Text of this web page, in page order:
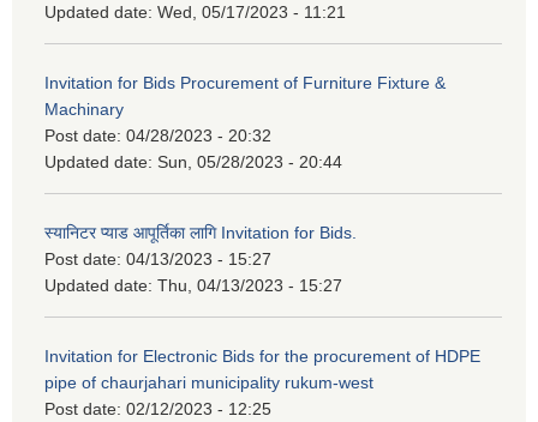
Updated date: Wed, 05/17/2023 - 11:21
Invitation for Bids Procurement of Furniture Fixture &
Machinary
Post date: 04/28/2023 - 20:32
Updated date: Sun, 05/28/2023 - 20:44
स्यानिटर प्याड आपूर्तिका लागि Invitation for Bids.
Post date: 04/13/2023 - 15:27
Updated date: Thu, 04/13/2023 - 15:27
Invitation for Electronic Bids for the procurement of HDPE
pipe of chaurjahari municipality rukum-west
Post date: 02/12/2023 - 12:25